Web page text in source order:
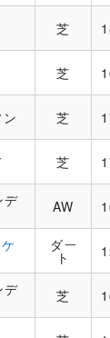
芝
芝
芝
芝
デ AW
ダー
ト
デ 芝